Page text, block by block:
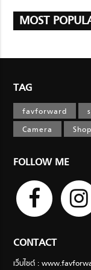
MOST
TAG
favforward
Camera
FOLLOW ME
CONTACT
เว็บไซต์ :